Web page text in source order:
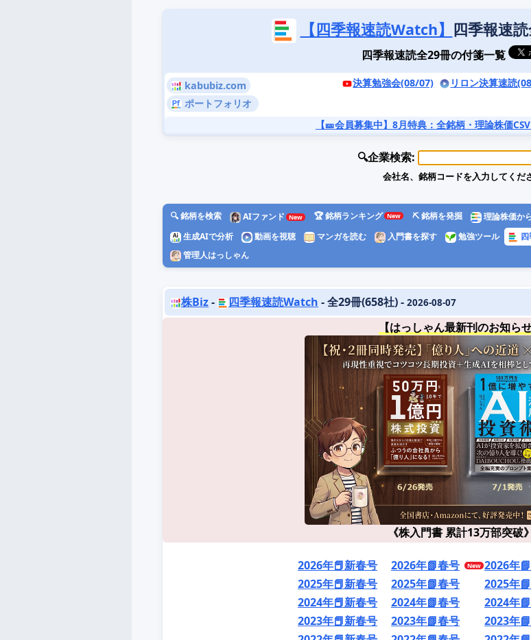
【四季報速読Watch】 四季報速
四季報速読全29冊の付箋一覧
kabubiz.com
ポートフォリオ
決算勉強会(08/07) リロン決算速読
【🎫会員募集中】8月特典 ：全銘柄・理論株価
🔍企業検索:
会社名、銘柄コードを入力してくだ
🔍 銘柄を検索 AIファンド 🏆 銘柄ランキング ⛏️ 銘柄を発掘 理論株価か
生成AIで分析
動画を視聴 マンガを読む 入門書を探す 勉強ツール
管理人はっしゃん
株Biz- 四季報速読Watch - 全29冊(658社) - 2026-08-07
【はっしゃん最新刊のお知らせ
《株入門書 累計13万部突破》
2026年📕新春号 2026年📗春号
2026年
2025年📕新春号
2025年📗春号 2025年
2024年📕新春号
2024年📗春号 2024年
2023年📕新春号
2023年📗春号 2023年